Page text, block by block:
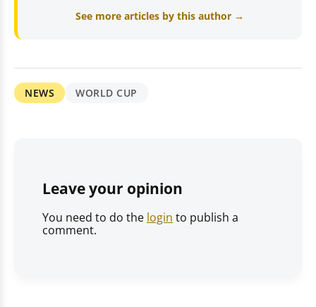
See more articles by this author →
NEWS WORLD CUP
Leave your opinion
You need to do the login to publish a
comment.